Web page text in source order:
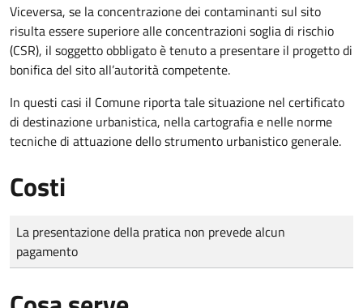
Viceversa, se la concentrazione dei contaminanti sul sito
risulta essere superiore alle concentrazioni soglia di rischio
(CSR), il soggetto obbligato è tenuto a presentare il progetto di
bonifica del sito all’autorità competente.
In questi casi il Comune riporta tale situazione nel certificato
di destinazione urbanistica, nella cartografia e nelle norme
tecniche di attuazione dello strumento urbanistico generale.
Costi
Tipo di pagamento
Importo
La presentazione della pratica non prevede alcun
pagamento